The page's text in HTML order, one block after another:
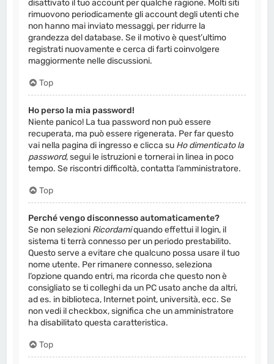
disattivato il tuo account per qualche ragione. Molti siti
rimuovono periodicamente gli account degli utenti che
non hanno mai inviato messaggi, per ridurre la
grandezza del database. Se il motivo è quest’ultimo
registrati nuovamente e cerca di farti coinvolgere
maggiormente nelle discussioni.
Top
Ho perso la mia password!
Niente panico! La tua password non può essere
recuperata, ma può essere rigenerata. Per far questo
vai nella pagina di ingresso e clicca su Ho dimenticato la
password, segui le istruzioni e tornerai in linea in poco
tempo. Se riscontri difficoltà, contatta l’amministratore.
Top
Perché vengo disconnesso automaticamente?
Se non selezioni Ricordamiquando effettui il login, il
sistema ti terrà connesso per un periodo prestabilito.
Questo serve a evitare che qualcuno possa usare il tuo
nome utente. Per rimanere connesso, seleziona
l’opzione quando entri, ma ricorda che questo non è
consigliato se ti colleghi da un PC usato anche da altri,
ad es. in biblioteca, Internet point, università, ecc. Se
non vedi il checkbox, significa che un amministratore
ha disabilitato questa caratteristica.
Top